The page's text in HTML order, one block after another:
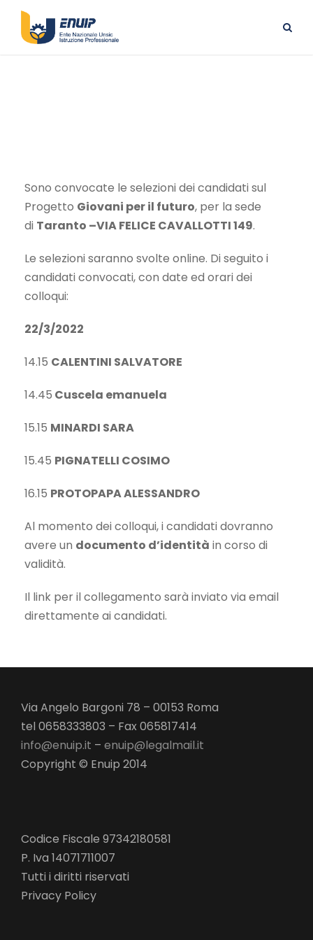
Sono convocate le selezioni dei candidati sul
Progetto Giovani per il futuro, per la sede
di Taranto –VIA FELICE CAVALLOTTI 149.
Le selezioni saranno svolte online. Di seguito i
candidati convocati, con date ed orari dei
colloqui:
22/3/2022
14.15 CALENTINI SALVATORE
14.45 Cuscela emanuela
15.15 MINARDI SARA
15.45 PIGNATELLI COSIMO
16.15 PROTOPAPA ALESSANDRO
Al momento dei colloqui, i candidati dovranno
avere un documento d’identità in corso di
validità.
Il link per il collegamento sarà inviato via email
direttamente ai candidati.
Via Angelo Bargoni 78 – 00153 Roma
tel 0658333803 – Fax 065817414
info@enuip.it – enuip@legalmail.it
Copyright © Enuip 2014
Codice Fiscale 97342180581
P. Iva 14071711007
Tutti i diritti riservati
Privacy Policy